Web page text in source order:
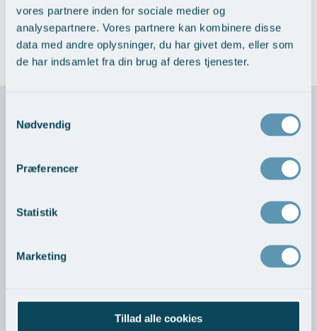
vores partnere inden for sociale medier og
analysepartnere. Vores partnere kan kombinere disse
data med andre oplysninger, du har givet dem, eller som
de har indsamlet fra din brug af deres tjenester.
Nødvendig
Præferencer
Statistik
Marketing
Tillad alle cookies
Vi udreder dette i samarbejde med Søvnklinikken - læs
mere om behandlingerne her >
Navn